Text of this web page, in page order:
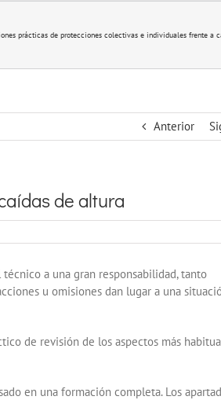
prácticas de protecciones colectivas e individuales frente a
Anterior
de altura
a una gran responsabilidad, tanto
u omisiones dan lugar a una
de revisión de los aspectos más
en una formación completa. Los